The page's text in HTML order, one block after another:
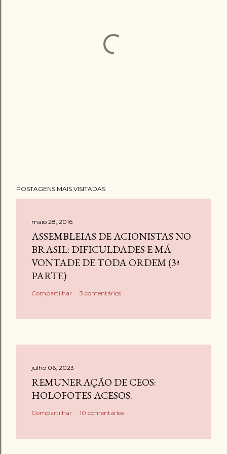
POSTAGENS MAIS VISITADAS
maio 28, 2016
ASSEMBLEIAS DE ACIONISTAS NO
BRASIL: DIFICULDADES E MÁ
VONTADE DE TODA ORDEM (3ª
PARTE)
Compartilhar 3 comentários
julho 06, 2023
REMUNERAÇÃO DE CEOS:
HOLOFOTES ACESOS.
Compartilhar 10 comentários